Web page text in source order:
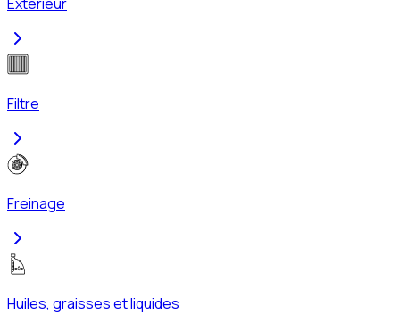
Filtre
Freinage
Huiles, graisses et liquides